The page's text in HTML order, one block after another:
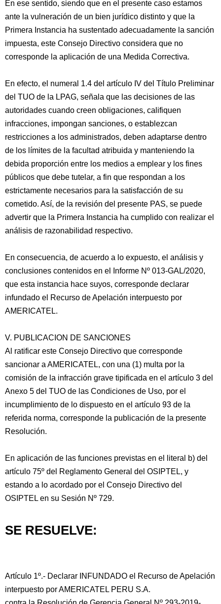
En ese sentido, siendo que en el presente caso estamos
ante la vulneración de un bien jurídico distinto y que la
Primera Instancia ha sustentado adecuadamente la sanción
impuesta, este Consejo Directivo considera que no
corresponde la aplicación de una Medida Correctiva.
En efecto, el numeral 1.4 del artículo IV del Título Preliminar
del TUO de la LPAG, señala que las decisiones de las
autoridades cuando creen obligaciones, califiquen
infracciones, impongan sanciones, o establezcan
restricciones a los administrados, deben adaptarse dentro
de los límites de la facultad atribuida y manteniendo la
debida proporción entre los medios a emplear y los fines
públicos que debe tutelar, a fin que respondan a los
estrictamente necesarios para la satisfacción de su
cometido. Así, de la revisión del presente PAS, se puede
advertir que la Primera Instancia ha cumplido con realizar el
análisis de razonabilidad respectivo.
En consecuencia, de acuerdo a lo expuesto, el análisis y
conclusiones contenidos en el Informe Nº 013-GAL/2020,
que esta instancia hace suyos, corresponde declarar
infundado el Recurso de Apelación interpuesto por
AMERICATEL.
V. PUBLICACION DE SANCIONES
Al ratificar este Consejo Directivo que corresponde
sancionar a AMERICATEL, con una (1) multa por la
comisión de la infracción grave tipificada en el artículo 3 del
Anexo 5 del TUO de las Condiciones de Uso, por el
incumplimiento de lo dispuesto en el artículo 93 de la
referida norma, corresponde la publicación de la presente
Resolución.
En aplicación de las funciones previstas en el literal b) del
artículo 75º del Reglamento General del OSIPTEL, y
estando a lo acordado por el Consejo Directivo del
OSIPTEL en su Sesión Nº 729.
SE RESUELVE:
Artículo 1º.- Declarar INFUNDADO el Recurso de Apelación
interpuesto por AMERICATEL PERU S.A.